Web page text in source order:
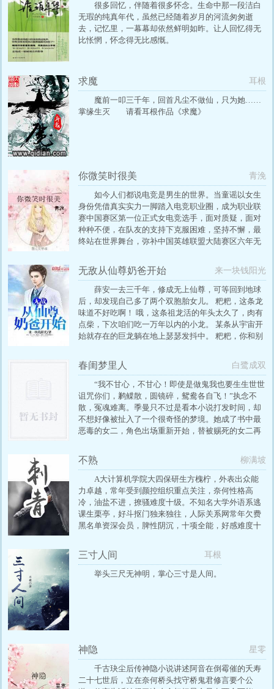
很多回忆，伴随着很多怀念。生命中那一段洁白
无瑕的纯真年代，虽然已经随着岁月的河流匆匆逝
去，记忆里，一幕幕却依然鲜明如昨。让人回忆得无
比怅惘，怀念得无比感慨。
求魔 耳根
魔前一叩三千年，回首凡尘不做仙，只为她……
掌缘生灭 请看耳根作品《求魔》
你微笑时很美 青浼
如今人们都说电竞是男生的世界。当童谣以女生
身份凭借真实实力一脚踏入电竞职业圈，成为职业联
赛中国赛区第一位正式女电竞选手，面对质疑，面对
种种不便，在队友的支持下克服困难，坚持不懈，最
终站在世界舞台，弥补中国英雄联盟大陆赛区六年无
角度深入职业圈，还原当今职业圈现状，给读者展示
电竞职业的真实一面，人设立体声动，剧情丰满精
彩，充满可读性。
无敌从仙尊奶爸开始 来一块钱阳光
薛安一去三千年，修成无上仙尊，可等回到地球
后，却发现自己多了两个双胞胎女儿。 粑粑，这条龙
味道不好吃啊！ 哦，这条祖龙活的年头太久了，肉有
点柴，下次咱们吃一万年以内的小龙。 某条从宇宙开
始就存在的巨龙躺在地上瑟瑟发抖中。 粑粑，你和别
抵挡的住薛安一拳。 如果有！ 那就两拳！ 女儿，我
会让你们成为全世界，不，全宇宙最幸福的公主！而
且是两个！
春闺梦里人 白鹭成双
“我不甘心，不甘心！即使是做鬼我也要生生世世
诅咒你们，鹣鲽散，圆镜碎，鸳鸯各自飞！”执念不
散，冤魂难离。季曼只不过是看本小说打发时间，却
不想好像被扯入了一个很奇怪的梦境。她成了书中最
恶毒的女二，角色出场重新开始，替被赐死的女二再
亚一样的女主，无数恶毒的炮灰。皇家恩怨牵扯不
休，后院争斗一人不留。她一个注定没有好下场的女
二，该怎么扭转命运？斗天斗地花言巧语，骗老骗少
满腹计算。看在她这么尽职尽责破坏男女主关系发展
的份上，能不能给她一条活路啊？
不熟 柳满坡
A大计算机学院大四保研生方槐柠，外表出众能
力卓越，常年受到颜控组织重点关注，奈何性格高
冷，油盐不进，撩骚难度十级。不知名大学外语系逃
课生栗亭，好斗抠门独来独往，人际关系网常年欠费
黑名单资深会员，脾性阴沉，十项全能，好感难度十
奇妙的缘分。这是一个看似高冷天才实则闷骚腼腆的
理工男和看似孤僻小气实则狡黠义气的打工狂人之间
的恋爱故事。本文基调轻松，描述两位主角和他们身
三寸人间 耳根
举头三尺无神明，掌心三寸是人间。
神隐 星零
千古玦尘后传神隐小说讲述阿音在倒霉催的夭寿
二十七世后，立在奈何桥头找守桥鬼君修言要个公